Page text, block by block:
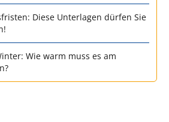
Diese Unterlagen dürfen Sie
Wie warm muss es am